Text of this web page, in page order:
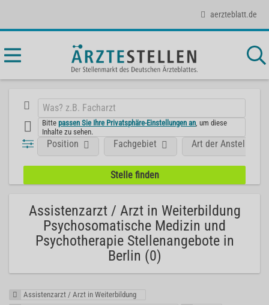
aerzteblatt.de
Bittepassen Sie Ihre Privatsphäre-Einstellungen an , um diese
Inhalte zu sehen.
Position Fachgebiet Art der Anstellung
Assistenzarzt / Arzt in Weiterbildung
Psychosomatische Medizin und
Psychotherapie Stellenangebote in
Berlin (0)
Assistenzarzt / Arzt in Weiterbildung